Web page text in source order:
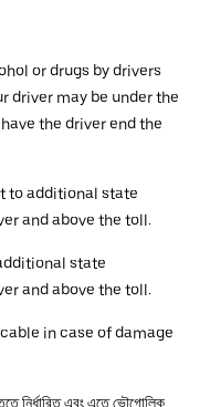
or drugs by drivers
driver may be under the
the driver end the
to additional state
and above the toll.
state
and above the toll.
in case of damage
নির্ধারিত এবং এতে ভৌগোলিক